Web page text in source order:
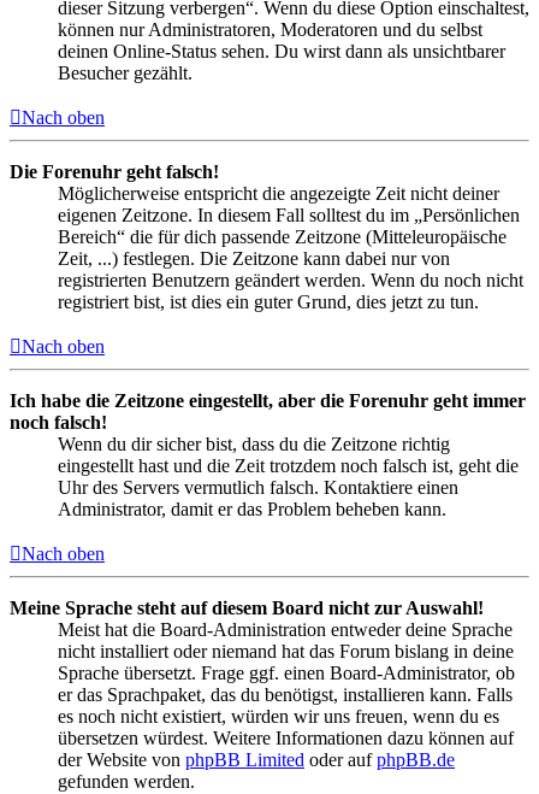
dieser Sitzung verbergen“. Wenn du diese Option einschaltest,
können nur Administratoren, Moderatoren und du selbst
deinen Online-Status sehen. Du wirst dann als unsichtbarer
Besucher gezählt.
Nach oben
Die Forenuhr geht falsch!
Möglicherweise entspricht die angezeigte Zeit nicht deiner
eigenen Zeitzone. In diesem Fall solltest du im „Persönlichen
Bereich“ die für dich passende Zeitzone (Mitteleuropäische
Zeit, ...) festlegen. Die Zeitzone kann dabei nur von
registrierten Benutzern geändert werden. Wenn du noch nicht
registriert bist, ist dies ein guter Grund, dies jetzt zu tun.
Nach oben
Ich habe die Zeitzone eingestellt, aber die Forenuhr geht immer
noch falsch!
Wenn du dir sicher bist, dass du die Zeitzone richtig
eingestellt hast und die Zeit trotzdem noch falsch ist, geht die
Uhr des Servers vermutlich falsch. Kontaktiere einen
Administrator, damit er das Problem beheben kann.
Nach oben
Meine Sprache steht auf diesem Board nicht zur Auswahl!
Meist hat die Board-Administration entweder deine Sprache
nicht installiert oder niemand hat das Forum bislang in deine
Sprache übersetzt. Frage ggf. einen Board-Administrator, ob
er das Sprachpaket, das du benötigst, installieren kann. Falls
es noch nicht existiert, würden wir uns freuen, wenn du es
übersetzen würdest. Weitere Informationen dazu können auf
der Website von phpBB Limited oder aufphpBB.de
gefunden werden.